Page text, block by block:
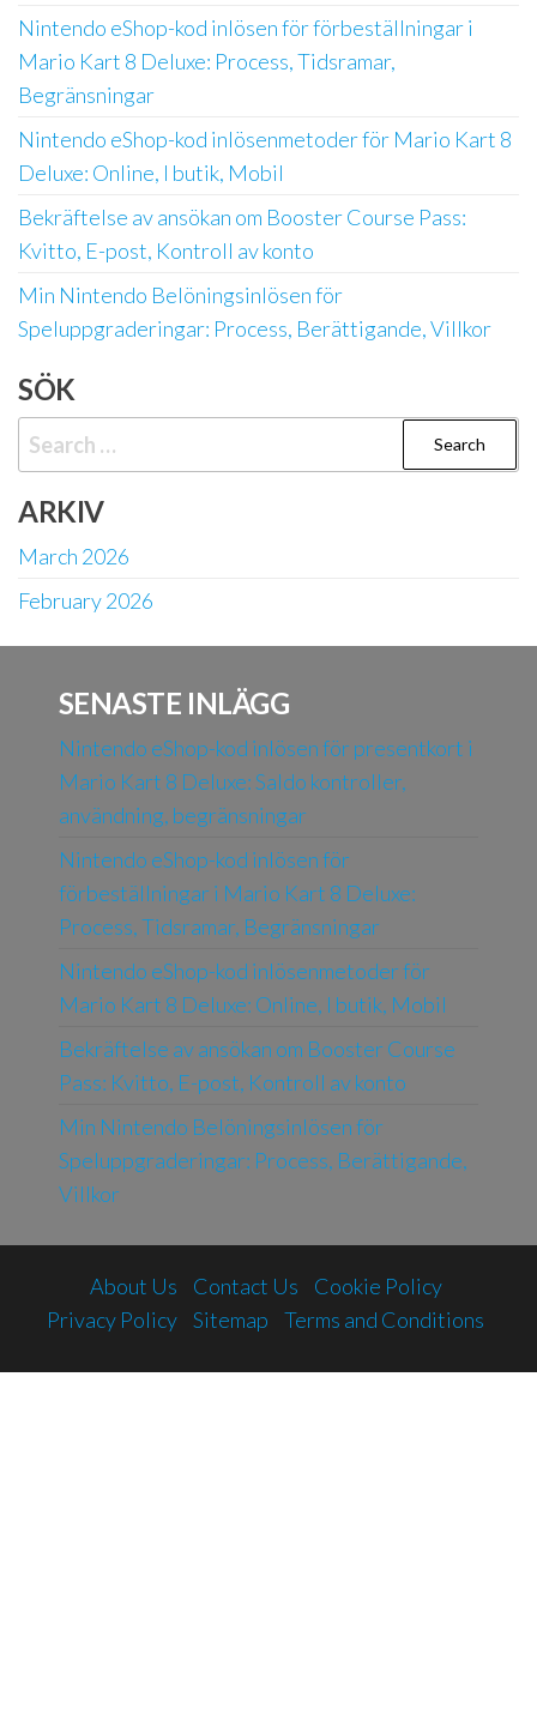
Nintendo eShop-kod inlösen för förbeställningar i
Mario Kart 8 Deluxe: Process, Tidsramar,
Begränsningar
Nintendo eShop-kod inlösenmetoder för Mario Kart 8
Deluxe: Online, I butik, Mobil
Bekräftelse av ansökan om Booster Course Pass:
Kvitto, E-post, Kontroll av konto
Min Nintendo Belöningsinlösen för
Speluppgraderingar: Process, Berättigande, Villkor
SÖK
Search
for:
ARKIV
March 2026
February 2026
SENASTE INLÄGG
Nintendo eShop-kod inlösen för presentkort i
Mario Kart 8 Deluxe: Saldo kontroller,
användning, begränsningar
Nintendo eShop-kod inlösen för
förbeställningar i Mario Kart 8 Deluxe:
Process, Tidsramar, Begränsningar
Nintendo eShop-kod inlösenmetoder för
Mario Kart 8 Deluxe: Online, I butik, Mobil
Bekräftelse av ansökan om Booster Course
Pass: Kvitto, E-post, Kontroll av konto
Min Nintendo Belöningsinlösen för
Speluppgraderingar: Process, Berättigande,
Villkor
About Us Contact Us
Cookie Policy
Privacy Policy Sitemap Terms and Conditions